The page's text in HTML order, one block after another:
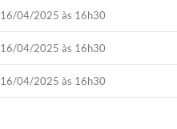
16/04/2025 às 16h30
16/04/2025 às 16h30
16/04/2025 às 16h30